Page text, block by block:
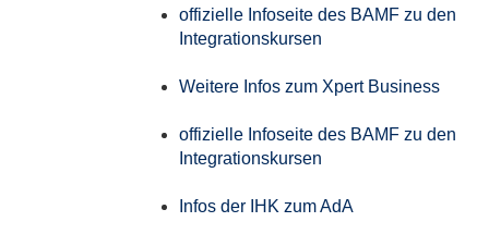
offizielle Infoseite des BAMF zu den
Integrationskursen
Weitere Infos zum Xpert Business
offizielle Infoseite des BAMF zu den
Integrationskursen
Infos der IHK zum AdA